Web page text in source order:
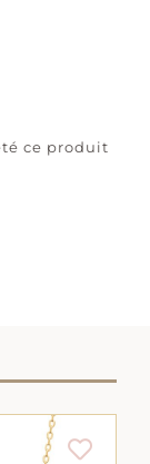
ce produit